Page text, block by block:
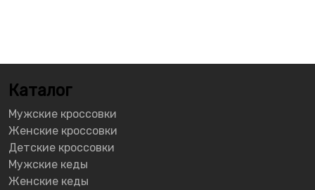
Каталог
Мужские кроссовки
Женские кроссовки
Детские кроссовки
Мужские кеды
Женские кеды